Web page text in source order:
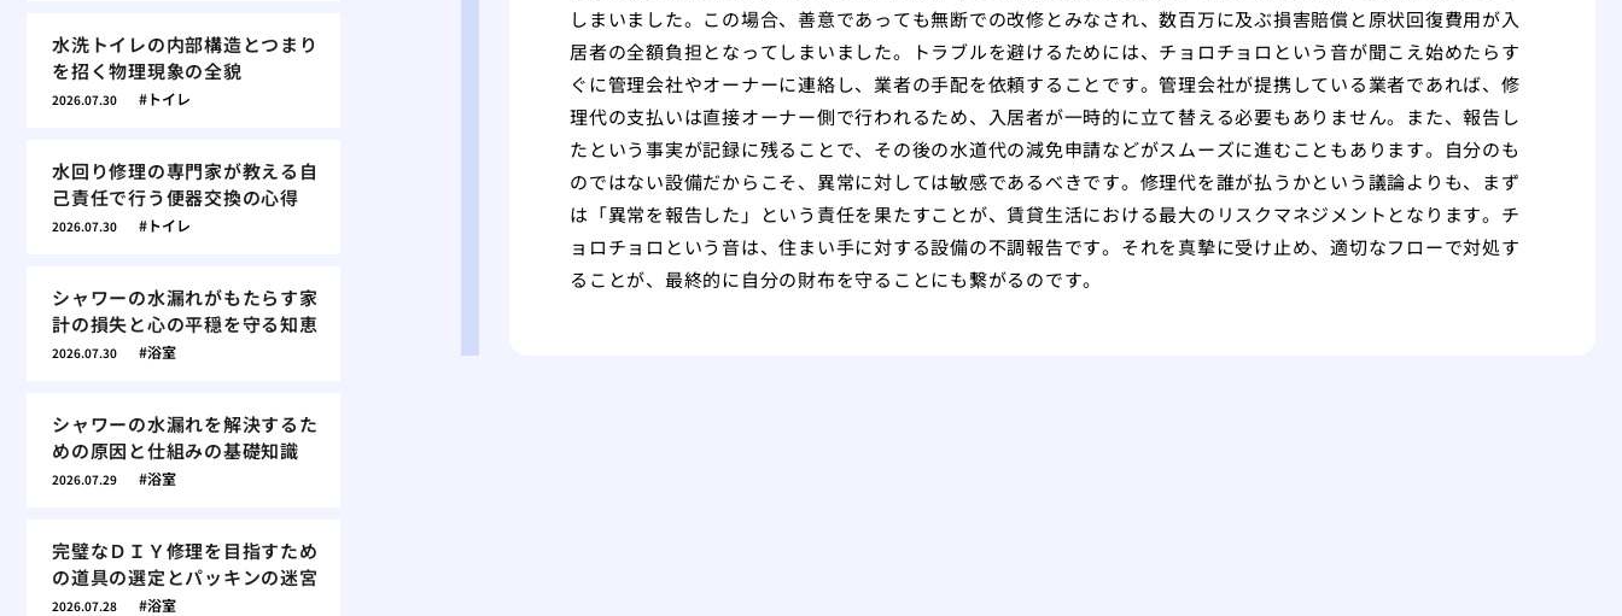
しまいました。この場合、善意であっても無断での改修とみなされ、数百万に及ぶ損害賠償と原状回復費用が入
居者の全額負担となってしまいました。トラブルを避けるためには、チョロチョロという音が聞こえ始めたらす
ぐに管理会社やオーナーに連絡し、業者の手配を依頼することです。管理会社が提携している業者であれば、修
理代の支払いは直接オーナー側で行われるため、入居者が一時的に立て替える必要もありません。また、報告し
たという事実が記録に残ることで、その後の水道代の減免申請などがスムーズに進むこともあります。自分のも
のではない設備だからこそ、異常に対しては敏感であるべきです。修理代を誰が払うかという議論よりも、まず
は「異常を報告した」という責任を果たすことが、賃貸生活における最大のリスクマネジメントとなります。チ
ョロチョロという音は、住まい手に対する設備の不調報告です。それを真摯に受け止め、適切なフローで対処す
ることが、最終的に自分の財布を守ることにも繋がるのです。
水洗トイレの内部構造とつまり
を招く物理現象の全貌
2026.07.30 トイレ
水回り修理の専門家が教える自
己責任で行う便器交換の心得
2026.07.30 トイレ
シャワーの水漏れがもたらす家
計の損失と心の平穏を守る知恵
2026.07.30 浴室
シャワーの水漏れを解決するた
めの原因と仕組みの基礎知識
2026.07.29 浴室
完璧なＤＩＹ修理を目指すため
の道具の選定とパッキンの迷宮
2026.07.28 浴室